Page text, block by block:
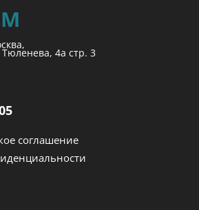
4а стр. 3
соглашение